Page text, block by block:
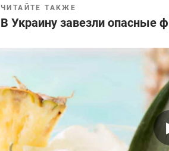
ЧИТАЙТЕ ТАКЖЕ
В Украину завезли опасные